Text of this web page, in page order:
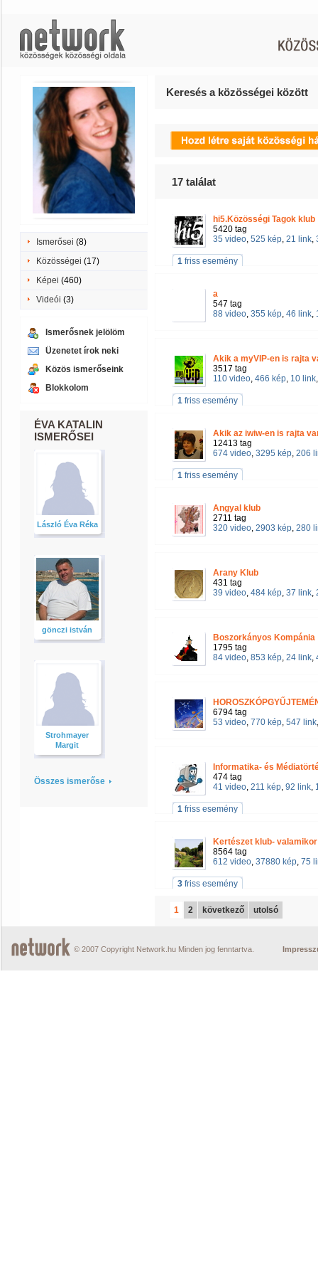
Ismerősei (8)
Közösségei (17)
Képei (460)
Videói (3)
Ismerősnek jelölöm
Üzenetet írok neki
Közös ismerőseink
Blokkolom
ÉVA KATALIN
ISMERŐSEI
László Éva Réka
gönczi istván
Strohmayer
Margit
Összes ismerőse
Keresés a közösségei között
17 találat
hi5.Közösségi Tagok klub
5420 tag
35 video, 525 kép, 21 link,
1 friss esemény
a
547 tag
88 video, 355 kép, 46 link,
Akik a myVIP-en is rajta
3517 tag
110 video, 466 kép, 10 link
1 friss esemény
Akik az iwiw-en is rajta
12413 tag
674 video, 3295 kép, 206
1 friss esemény
Angyal klub
2711 tag
320 video, 2903 kép, 280
Arany Klub
431 tag
39 video, 484 kép, 37 link,
Boszorkányos Kompánia
1795 tag
84 video, 853 kép, 24 link,
6794 tag
53 video, 770 kép, 547 link
Informatika- és
474 tag
41 video, 211 kép, 92 link,
1 friss esemény
Kertészet klub-
8564 tag
612 video, 37880 kép, 75
3 friss esemény
1 2 következő utolsó
© 2007 Copyright Network.hu Minden jog fenntartva.